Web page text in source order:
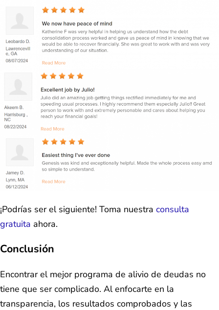
¡Podrías ser el siguiente! Toma nuestra consulta
gratuita ahora.
Conclusión
Encontrar el mejor programa de alivio de deudas no
tiene que ser complicado. Al enfocarte en la
transparencia, los resultados comprobados y las